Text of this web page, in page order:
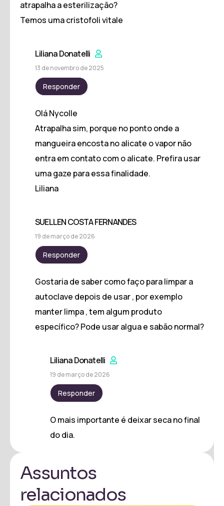
atrapalha a esterilização?
Temos uma cristofoli vitale
Liliana Donatelli
13 de novembro de 2025
Responder
Olá Nycolle
Atrapalha sim, porque no ponto onde a
mangueira encosta no alicate o vapor não
entra em contato com o alicate. Prefira usar
uma gaze para essa finalidade.
Liliana
SUELLEN COSTA FERNANDES
19 de março de 2026
Responder
Gostaria de saber como faço para limpar a
autoclave depois de usar , por exemplo
manter limpa , tem algum produto
específico? Pode usar algua e sabão normal?
Liliana Donatelli
19 de março de 2026
Responder
O mais importante é deixar seca no final
do dia.
Assuntos
relacionados